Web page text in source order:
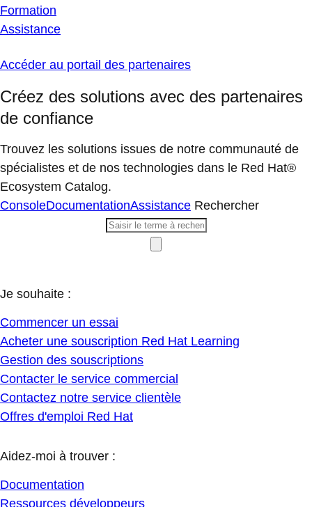
Formation
Assistance
Accéder au portail des partenaires
Créez des solutions avec des partenaires
de confiance
Trouvez les solutions issues de notre communauté de
spécialistes et de nos technologies dans le Red Hat®
Ecosystem Catalog.
ConsoleDocumentationAssistance Rechercher
Je souhaite :
Commencer un essai
Acheter une souscription Red Hat Learning
Gestion des souscriptions
Contacter le service commercial
Contactez notre service clientèle
Offres d'emploi Red Hat
Aidez-moi à trouver :
Documentation
Ressources développeurs